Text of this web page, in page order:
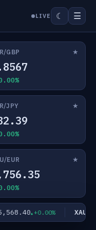
LIVE ☾ ☰
GBP ★
JPY ★
EUR ★
+0.00% XAU/